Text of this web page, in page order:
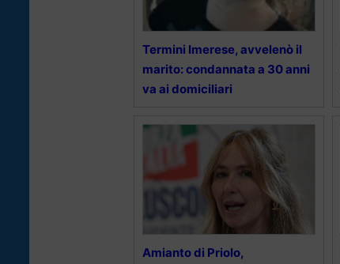
Termini Imerese, avvelenò il
marito: condannata a 30 anni
va ai domiciliari
Amianto di Priolo,